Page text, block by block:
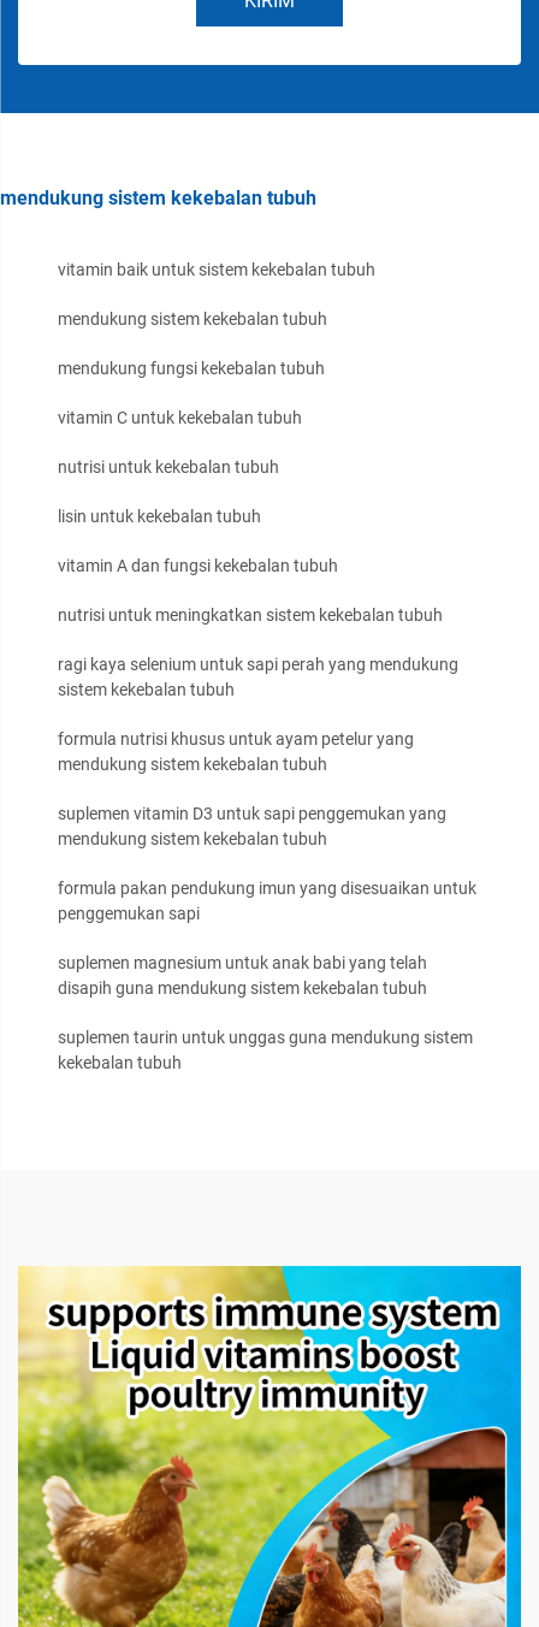
mendukung sistem kekebalan tubuh
vitamin baik untuk sistem kekebalan tubuh
mendukung sistem kekebalan tubuh
mendukung fungsi kekebalan tubuh
vitamin C untuk kekebalan tubuh
nutrisi untuk kekebalan tubuh
lisin untuk kekebalan tubuh
vitamin A dan fungsi kekebalan tubuh
nutrisi untuk meningkatkan sistem kekebalan tubuh
ragi kaya selenium untuk sapi perah yang mendukung
sistem kekebalan tubuh
formula nutrisi khusus untuk ayam petelur yang
mendukung sistem kekebalan tubuh
suplemen vitamin D3 untuk sapi penggemukan yang
mendukung sistem kekebalan tubuh
formula pakan pendukung imun yang disesuaikan untuk
penggemukan sapi
suplemen magnesium untuk anak babi yang telah
disapih guna mendukung sistem kekebalan tubuh
suplemen taurin untuk unggas guna mendukung sistem
kekebalan tubuh